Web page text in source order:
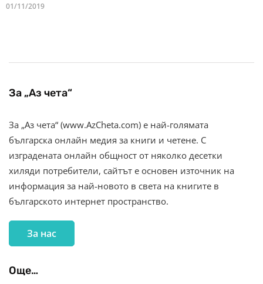
01/11/2019
За „Аз чета“
За „Аз чета“ (www.AzCheta.com) е най-голямата
българска онлайн медия за книги и четене. С
изградената онлайн общност от няколко десетки
хиляди потребители, сайтът е основен източник на
информация за най-новото в света на книгите в
българското интернет пространство.
За нас
Още…